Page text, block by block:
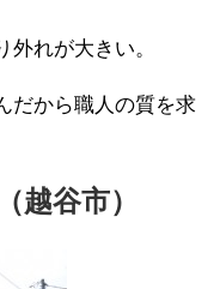
外れが大きい。
だから職人の質を求
谷市）